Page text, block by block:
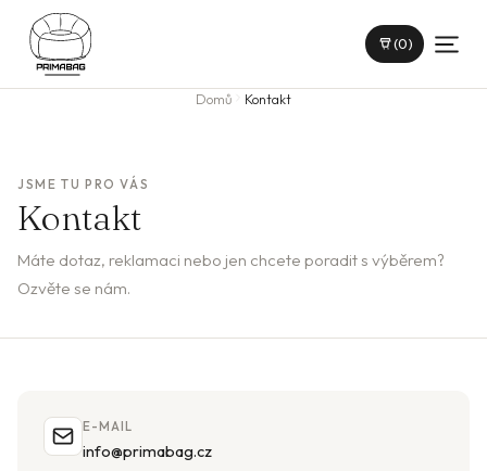
(0)
Domů Kontakt
JSME TU PRO VÁS
Kontakt
Máte dotaz, reklamaci nebo jen chcete poradit s výběrem?
Ozvěte se nám.
E-MAIL
info@primabag.cz